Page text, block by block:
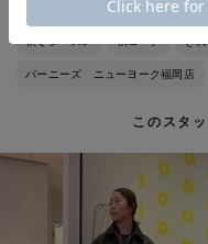
バーニーズ ニューヨーク ウ
バーニーズ ニューヨーク福岡店
このスタ